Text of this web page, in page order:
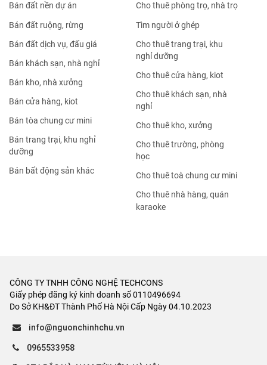
Bán đất nền dự án
Bán đất ruộng, rừng
Bán đất dịch vụ, đấu giá
Bán khách sạn, nhà nghỉ
Bán kho, nhà xưởng
Bán cửa hàng, kiot
Bán tòa chung cư mini
Bán trang trại, khu nghỉ
dưỡng
Bán bất động sản khác
Cho thuê phòng trọ, nhà trọ
Tìm người ở ghép
Cho thuê trang trại, khu
nghỉ dưỡng
Cho thuê cửa hàng, kiot
Cho thuê khách sạn, nhà
nghỉ
Cho thuê kho, xưởng
Cho thuê trường, phòng
học
Cho thuê toà chung cư mini
Cho thuê nhà hàng, quán
karaoke
CÔNG TY TNHH CÔNG NGHỆ TECHCONS
Giấy phép đăng ký kinh doanh số 0110496694
Do Sở KH&ĐT Thành Phố Hà Nội Cấp Ngày 04.10.2023
info@nguonchinhchu.vn
0965533958